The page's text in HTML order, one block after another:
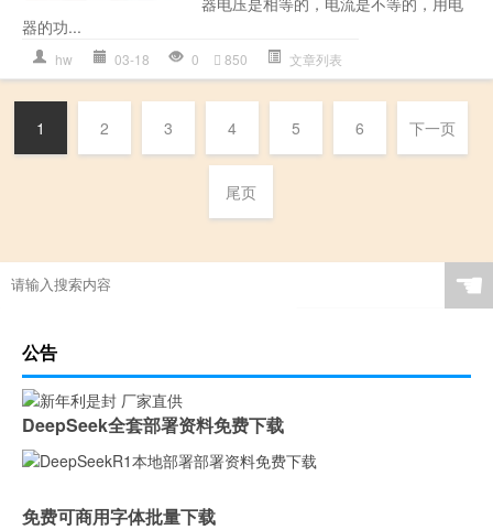
器的功...
hw 03-18 0 850 文章列表
1 2 3 4 5 6 下一页
尾页
☚
公告
DeepSeek全套部署资料免费下载
免费可商用字体批量下载